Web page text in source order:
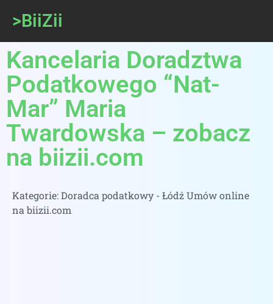
>BiiZii
Kancelaria Doradztwa
Podatkowego “Nat-
Mar” Maria
Twardowska – zobacz
na biizii.com
Kategorie:Doradca podatkowy - Łódź Umów online
na biizii.com